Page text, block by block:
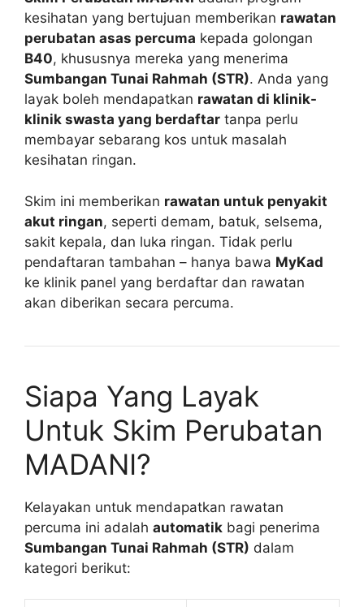
kesihatan yang bertujuan memberikan rawatan
perubatan asas percuma kepada golongan
B40, khususnya mereka yang menerima
Sumbangan Tunai Rahmah (STR). Anda yang
layak boleh mendapatkan rawatan di klinik-
klinik swasta yang berdaftar tanpa perlu
membayar sebarang kos untuk masalah
kesihatan ringan.
Skim ini memberikan rawatan untuk penyakit
akut ringan, seperti demam, batuk, selsema,
sakit kepala, dan luka ringan. Tidak perlu
pendaftaran tambahan – hanya bawa MyKad
ke klinik panel yang berdaftar dan rawatan
akan diberikan secara percuma.
Siapa Yang Layak
Untuk Skim Perubatan
MADANI?
Kelayakan untuk mendapatkan rawatan
percuma ini adalah automatik bagi penerima
Sumbangan Tunai Rahmah (STR) dalam
kategori berikut: